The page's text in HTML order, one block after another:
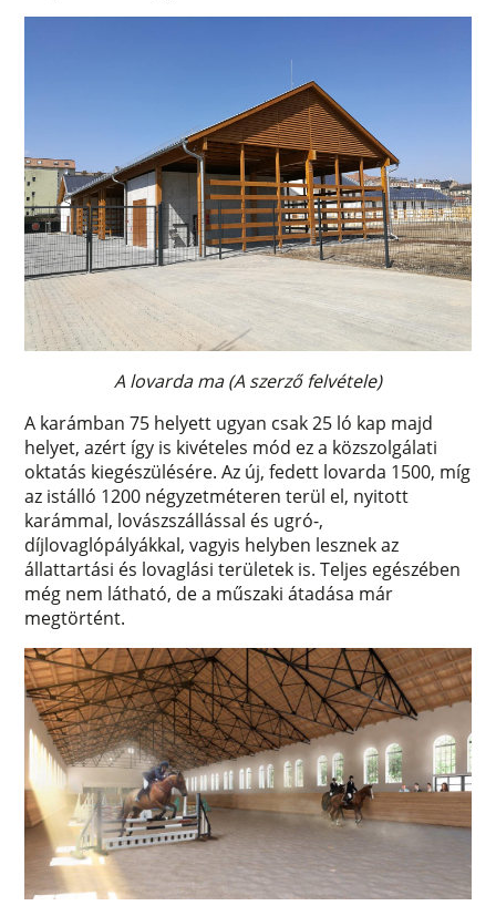
A lovarda ma (A szerző felvétele)
A karámban 75 helyett ugyan csak 25 ló kap majd
helyet, azért így is kivételes mód ez a közszolgálati
oktatás kiegészülésére. Az új, fedett lovarda 1500, míg
az istálló 1200 négyzetméteren terül el, nyitott
karámmal, lovászszállással és ugró-,
díjlovaglópályákkal, vagyis helyben lesznek az
állattartási és lovaglási területek is. Teljes egészében
még nem látható, de a műszaki átadása már
megtörtént.